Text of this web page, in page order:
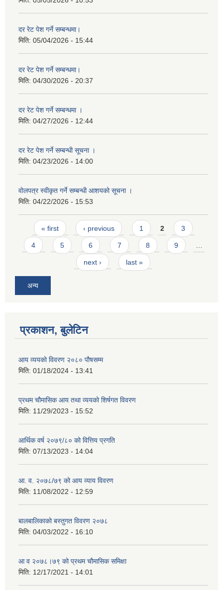
दर रेट पेश गर्ने सम्बन्धमा।
मिति: 05/04/2026 - 15:44
दर रेट पेश गर्ने सम्बन्धमा।
मिति: 04/30/2026 - 20:37
दर रेट पेश गर्ने सम्बन्धमा ।
मिति: 04/27/2026 - 12:44
दर रेट पेश गर्ने सम्बन्धी सूचना ।
मिति: 04/23/2026 - 14:00
वोलपत्र स्वीकृत गर्ने सम्बन्धी आशयको सूचना ।
मिति: 04/22/2026 - 15:53
Pages
« first ‹ previous 1 2 3
4 5 6 7 8 9 …
next › last »
अन्य
प्रकाशन, बुलेटिन
आय व्ययको विवरण २०८० पौषसम्म
मिति: 01/18/2024 - 13:41
प्रथम चौमासिक आय तथा व्ययको शिर्षगत विवरण
मिति: 11/29/2023 - 15:52
आर्थिक वर्ष २०७९/८० को वित्तिय प्रगति
मिति: 07/13/2023 - 14:04
आ. व. २०७८/७९ को आय व्याय विवरण
मिति: 11/08/2022 - 12:59
बालबालिकाको बस्तुगत विवरण २०७८
मिति: 04/03/2022 - 16:10
आ व २०७८।७९ को प्रथम चौमासिक समिक्षा
मिति: 12/17/2021 - 14:01